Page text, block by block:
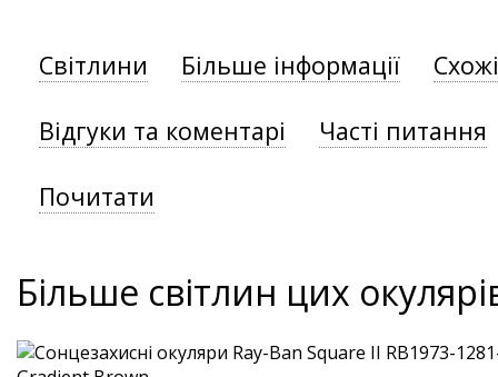
Світлини Більше інформації
Відгуки та коментарі Часті питання
Почитати
Більше світлин цих